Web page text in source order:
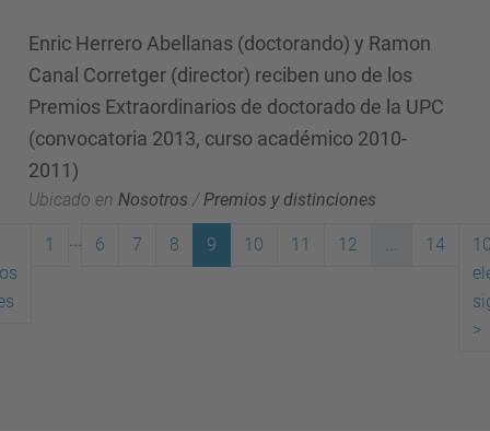
Enric Herrero Abellanas (doctorando) y Ramon
Canal Corretger (director) reciben uno de los
Premios Extraordinarios de doctorado de la UPC
(convocatoria 2013, curso académico 2010-
2011)
Ubicado en Nosotros /Premios y distinciones
1 6 7 8 9 10 11 12 ... 14
>